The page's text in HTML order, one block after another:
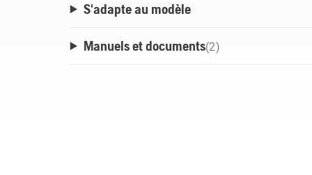
S'adapte au modèle
Manuels et documents(2)